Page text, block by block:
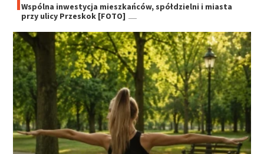
Wspólna inwestycja mieszkańców, spółdzielni i miasta
przy ulicy Przeskok [FOTO]